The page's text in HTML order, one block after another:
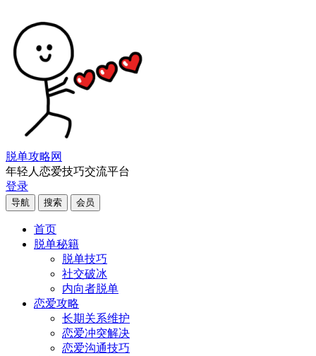
脱单攻略网
年轻人恋爱技巧交流平台
登录
导航 搜索 会员
首页
脱单秘籍
脱单技巧
社交破冰
内向者脱单
恋爱攻略
长期关系维护
恋爱冲突解决
恋爱沟通技巧